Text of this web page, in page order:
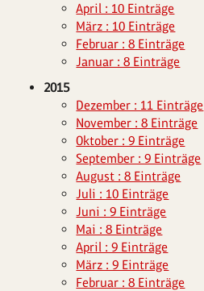
April : 10 Einträge
März : 10 Einträge
Februar : 8 Einträge
Januar : 8 Einträge
2015
Dezember : 11 Einträge
November : 8 Einträge
Oktober : 9 Einträge
September : 9 Einträge
August : 8 Einträge
Juli : 10 Einträge
Juni : 9 Einträge
Mai : 8 Einträge
April : 9 Einträge
März : 9 Einträge
Februar : 8 Einträge